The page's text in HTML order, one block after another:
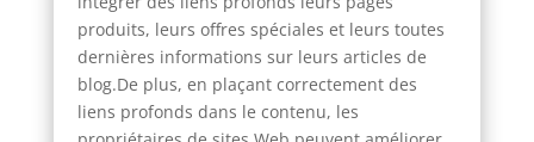
produits, leurs offres spéciales et leurs toutes
dernières informations sur leurs articles de
blog.De plus, en plaçant correctement des
liens profonds dans le contenu, les